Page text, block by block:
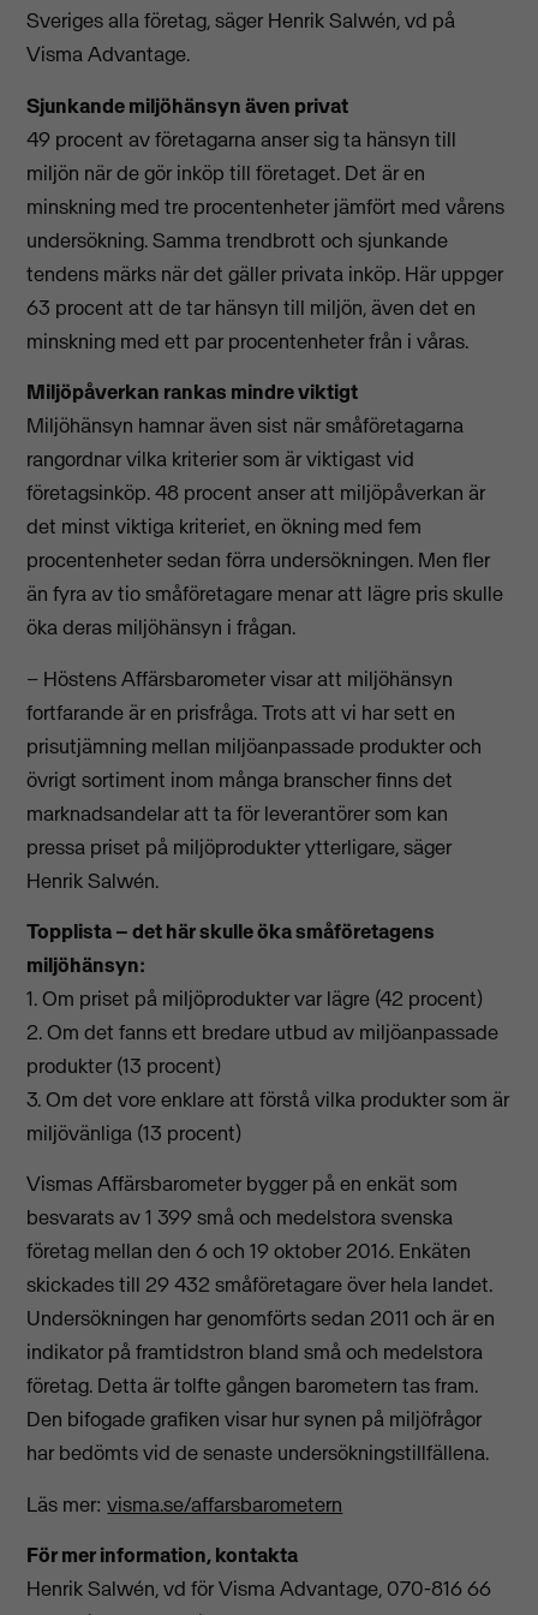
Sveriges alla företag, säger Henrik Salwén, vd på
Visma Advantage.
Sjunkande miljöhänsyn även privat
49 procent av företagarna anser sig ta hänsyn till
miljön när de gör inköp till företaget. Det är en
minskning med tre procentenheter jämfört med vårens
undersökning. Samma trendbrott och sjunkande
tendens märks när det gäller privata inköp. Här uppger
63 procent att de tar hänsyn till miljön, även det en
minskning med ett par procentenheter från i våras.
Miljöpåverkan rankas mindre viktigt
Miljöhänsyn hamnar även sist när småföretagarna
rangordnar vilka kriterier som är viktigast vid
företagsinköp. 48 procent anser att miljöpåverkan är
det minst viktiga kriteriet, en ökning med fem
procentenheter sedan förra undersökningen. Men fler
än fyra av tio småföretagare menar att lägre pris skulle
öka deras miljöhänsyn i frågan.
– Höstens Affärsbarometer visar att miljöhänsyn
fortfarande är en prisfråga. Trots att vi har sett en
prisutjämning mellan miljöanpassade produkter och
övrigt sortiment inom många branscher finns det
marknadsandelar att ta för leverantörer som kan
pressa priset på miljöprodukter ytterligare, säger
Henrik Salwén.
Topplista – det här skulle öka småföretagens
miljöhänsyn:
1. Om priset på miljöprodukter var lägre (42 procent)
2. Om det fanns ett bredare utbud av miljöanpassade
produkter (13 procent)
3. Om det vore enklare att förstå vilka produkter som är
miljövänliga (13 procent)
Vismas Affärsbarometer bygger på en enkät som
besvarats av 1 399 små och medelstora svenska
företag mellan den 6 och 19 oktober 2016. Enkäten
skickades till 29 432 småföretagare över hela landet.
Undersökningen har genomförts sedan 2011 och är en
indikator på framtidstron bland små och medelstora
företag. Detta är tolfte gången barometern tas fram.
Den bifogade grafiken visar hur synen på miljöfrågor
har bedömts vid de senaste undersökningstillfällena.
Läs mer:visma.se/affarsbarometern
För mer information, kontakta
Henrik Salwén, vd för Visma Advantage, 070-816 66